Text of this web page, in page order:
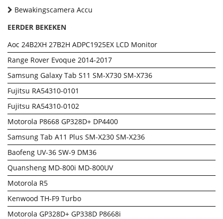
Bewakingscamera Accu
EERDER BEKEKEN
Aoc 24B2XH 27B2H ADPC1925EX LCD Monitor
Range Rover Evoque 2014-2017
Samsung Galaxy Tab S11 SM-X730 SM-X736
Fujitsu RA54310-0101
Fujitsu RA54310-0102
Motorola P8668 GP328D+ DP4400
Samsung Tab A11 Plus SM-X230 SM-X236
Baofeng UV-36 SW-9 DM36
Quansheng MD-800i MD-800UV
Motorola R5
Kenwood TH-F9 Turbo
Motorola GP328D+ GP338D P8668i